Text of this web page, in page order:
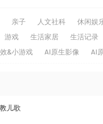
亲子 人文社科
休闲娱
游戏 生活家居
生活记录
&小游戏 AI原生影像 AI
儿歌